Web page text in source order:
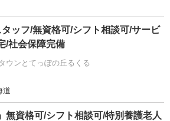
タッフ/無資格可/シフト相談可/サービ
/社会保障完備
ウンとてっぽの丘るくる
道
無資格可/シフト相談可/特別養護老人